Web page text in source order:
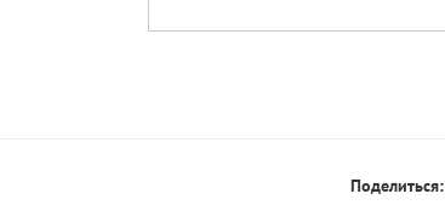
Поделиться: